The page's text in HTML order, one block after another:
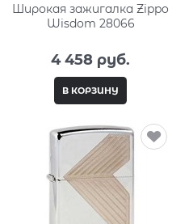
Широкая зажигалка Zippo
Wisdom 28066
4 458 руб.
В КОРЗИНУ